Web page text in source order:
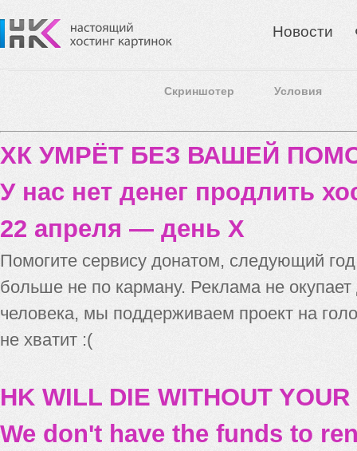
Новости
Скриншотер Условия
ХК УМРЁТ БЕЗ ВАШЕЙ
У нас нет денег продлить
22 апреля — день X
Помогите сервису донатом, следующий
больше не по карману. Реклама не
человека, мы поддерживаем проект на
не хватит :(
HK WILL DIE WITHOUT
We don't have the funds to